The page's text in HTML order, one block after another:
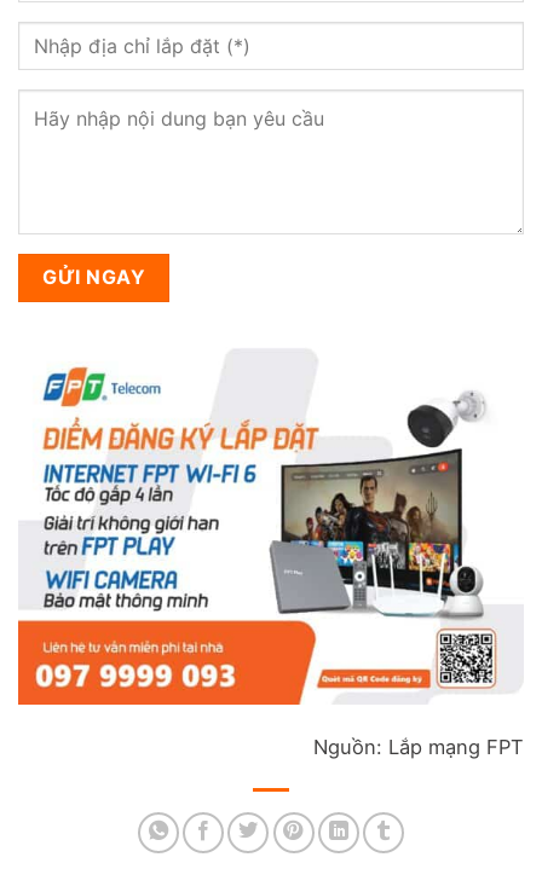
Nguồn: Lắp mạng FPT